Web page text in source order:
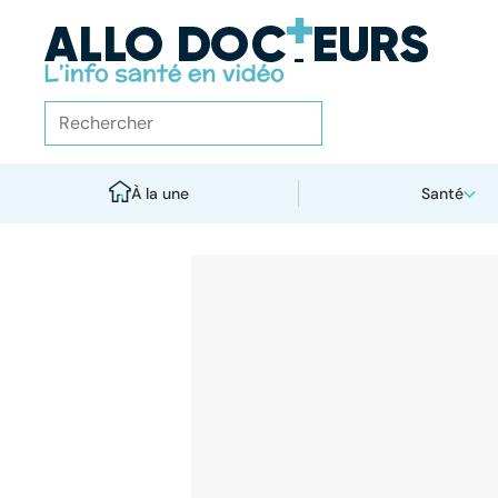
À la une Santé